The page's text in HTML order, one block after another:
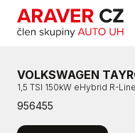
VOLKSWAGEN
1,5 TSI 150kW eHybrid R-Line
956455